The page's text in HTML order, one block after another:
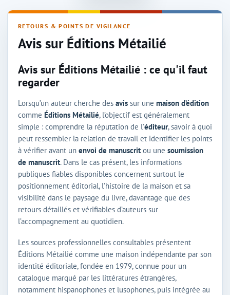
RETOURS & POINTS DE VIGILANCE
Avis sur Éditions Métailié
Avis sur Éditions Métailié : ce qu'il faut
regarder
Lorsqu’un auteur cherche des avis sur une maison d’édition
comme Éditions Métailié, l’objectif est généralement
simple : comprendre la réputation de l’éditeur, savoir à quoi
peut ressembler la relation de travail et identifier les points
à vérifier avant un envoi de manuscrit ou une soumission
de manuscrit. Dans le cas présent, les informations
publiques fiables disponibles concernent surtout le
positionnement éditorial, l’histoire de la maison et sa
visibilité dans le paysage du livre, davantage que des
retours détaillés et vérifiables d’auteurs sur
l’accompagnement au quotidien.
Les sources professionnelles consultables présentent
Éditions Métailié comme une maison indépendante par son
identité éditoriale, fondée en 1979, connue pour un
catalogue marqué par les littératures étrangères,
notamment hispanophones et lusophones, puis intégrée au